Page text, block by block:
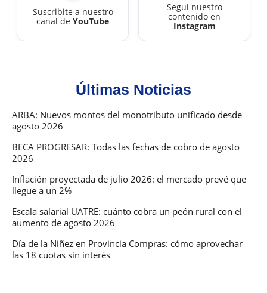
Suscribite a nuestro
canal de YouTube
Segui nuestro
contenido en
Instagram
Últimas Noticias
ARBA: Nuevos montos del monotributo unificado desde
agosto 2026
BECA PROGRESAR: Todas las fechas de cobro de agosto
2026
Inflación proyectada de julio 2026: el mercado prevé que
llegue a un 2%
Escala salarial UATRE: cuánto cobra un peón rural con el
aumento de agosto 2026
Día de la Niñez en Provincia Compras: cómo aprovechar
las 18 cuotas sin interés